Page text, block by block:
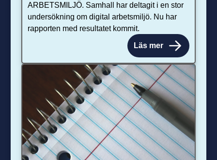
ARBETSMILJÖ. Samhall har deltagit i en stor
undersökning om digital arbetsmiljö. Nu har
rapporten med resultatet kommit.
Läs mer